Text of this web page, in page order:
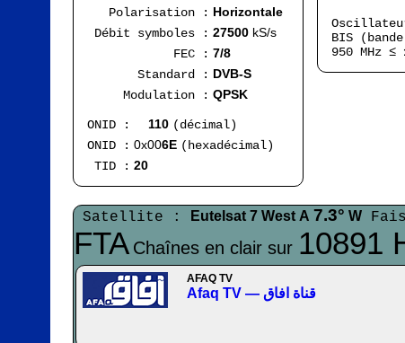
Polarisation : Horizontale
Débit symboles : 27500 kS/s
FEC : 7/8
Standard : DVB-S
Modulation : QPSK
ONID : 110 (décimal)
ONID : 0x006E (hexadécimal)
TID : 20
BIS
950 MHz ≤
Satellite : Eutelsat 7 West A 7.3° W
FTA Chaînes en clair sur 10891
AFAQ TV
Afaq TV — قناة افاق